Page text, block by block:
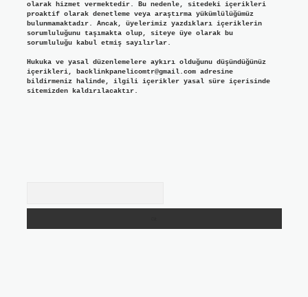
olarak hizmet vermektedir. Bu nedenle, sitedeki içerikleri
proaktif olarak denetleme veya araştırma yükümlülüğümüz
bulunmamaktadır. Ancak, üyelerimiz yazdıkları içeriklerin
sorumluluğunu taşımakta olup, siteye üye olarak bu
sorumluluğu kabul etmiş sayılırlar.
Hukuka ve yasal düzenlemelere aykırı olduğunu düşündüğünüz
içerikleri, backlinkpanelicomtr@gmail.comadresine
bildirmeniz halinde, ilgili içerikler yasal süre içerisinde
sitemizden kaldırılacaktır.